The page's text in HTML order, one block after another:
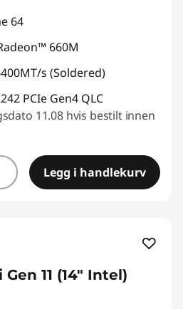
64
660M
s (Soldered)
PCIe Gen4 QLC
11.08 hvis bestilt innen
Legg i handlekurv
11 (14" Intel)